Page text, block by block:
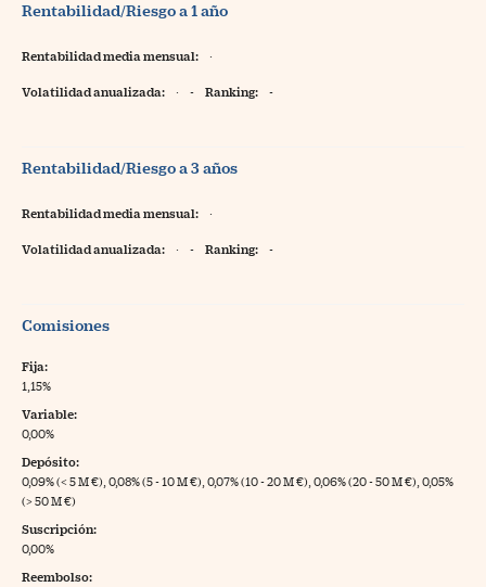
Rentabilidad/Riesgo a 1 año
Rentabilidad media mensual: ·
Volatilidad anualizada: · - Ranking: -
Rentabilidad/Riesgo a 3 años
Rentabilidad media mensual: ·
Volatilidad anualizada: · - Ranking: -
Comisiones
Fija:
1,15%
Variable:
0,00%
Depósito:
0,09% (< 5 M €), 0,08% (5 - 10 M €), 0,07% (10 - 20 M €), 0,06% (20 - 50 M €), 0,05%
(> 50 M €)
Suscripción:
0,00%
Reembolso: